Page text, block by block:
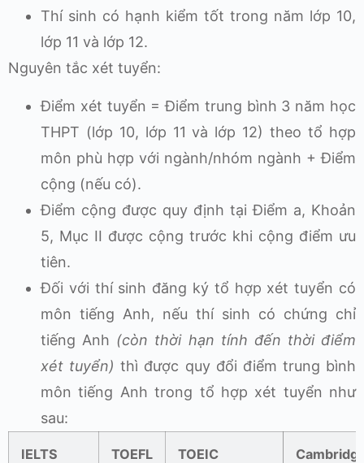
Thí sinh có hạnh kiểm tốt trong năm lớp 10,
lớp 11 và lớp 12.
Nguyên tắc xét tuyển:
Điểm xét tuyển = Điểm trung bình 3 năm học
THPT (lớp 10, lớp 11 và lớp 12) theo tổ hợp
môn phù hợp với ngành/nhóm ngành + Điểm
cộng (nếu có).
Điểm cộng được quy định tại Điểm a, Khoản
5, Mục II được cộng trước khi cộng điểm ưu
tiên.
Đối với thí sinh đăng ký tổ hợp xét tuyển có
môn tiếng Anh, nếu thí sinh có chứng chỉ
tiếng Anh (còn thời hạn tính đến thời điểm
xét tuyển) thì được quy đổi điểm trung bình
môn tiếng Anh trong tổ hợp xét tuyển như
sau:
IELTS
TOEFL
TOEIC